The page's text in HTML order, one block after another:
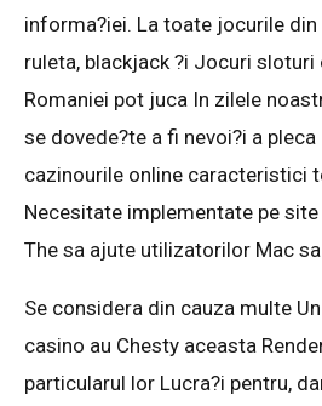
informa?iei. La toate jocurile din
ruleta, blackjack ?i Jocuri sloturi
Romaniei pot juca In zilele
se dovede?te a fi nevoi?i a
cazinourile online caracteristici
Necesitate implementate pe
The sa ajute utilizatorilor Mac
Se considera din cauza multe
casino au Chesty aceasta
particularul lor Lucra?i pentru,